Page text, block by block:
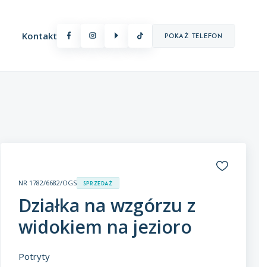
Kontakt Pokaż telefon
NR 1782/6682/OGS Sprzedaż
Działka na wzgórzu z
widokiem na jezioro
Potryty